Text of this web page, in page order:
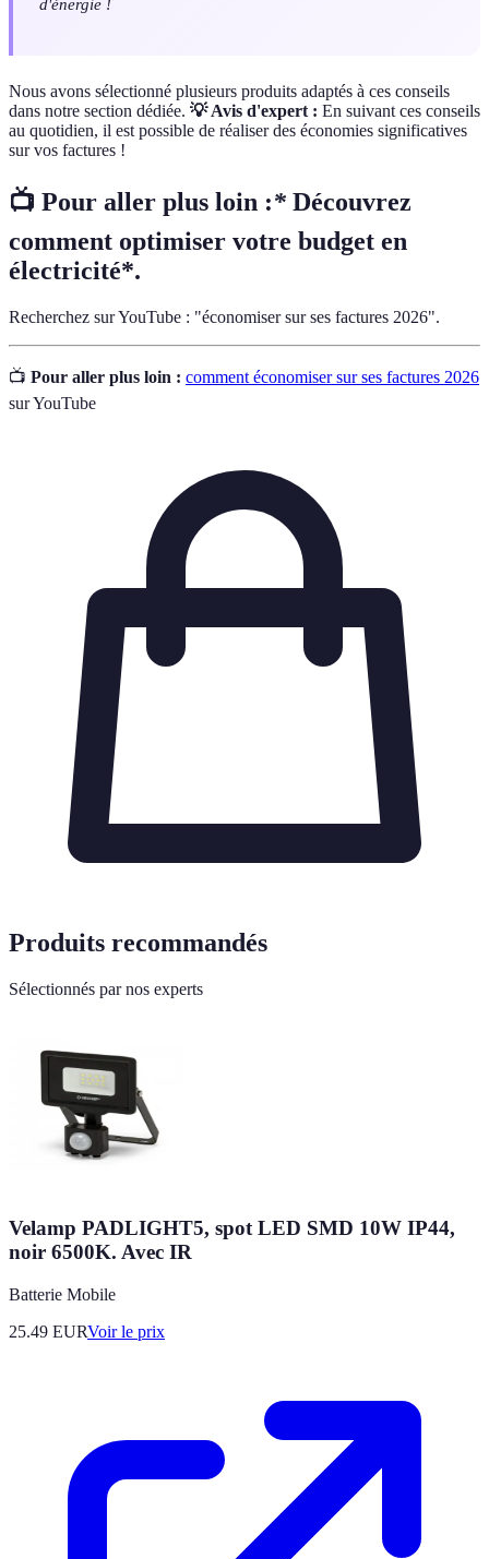
d'énergie !
Nous avons sélectionné plusieurs produits adaptés à ces conseils
dans notre section dédiée. 💡 Avis d'expert : En suivant ces conseils
au quotidien, il est possible de réaliser des économies significatives
sur vos factures !
📺 Pour aller plus loin :* Découvrez
comment optimiser votre budget en
électricité*.
Recherchez sur YouTube : "économiser sur ses factures 2026".
📺 Pour aller plus loin : comment économiser sur ses factures 2026
sur YouTube
Produits recommandés
Sélectionnés par nos experts
Velamp PADLIGHT5, spot LED SMD 10W IP44,
noir 6500K. Avec IR
Batterie Mobile
25.49 EURVoir le prix